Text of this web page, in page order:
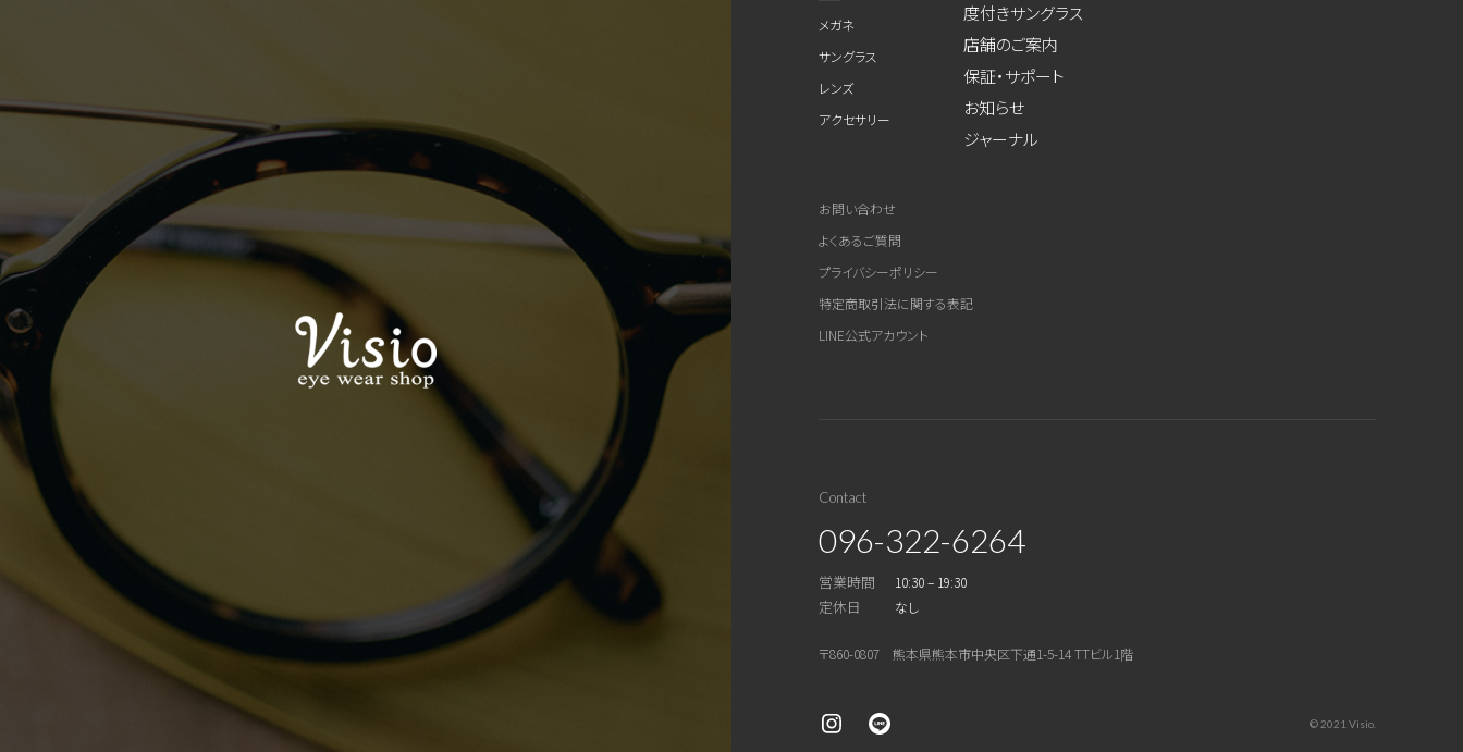
メガネ
サングラス
レンズ
アクセサリー
度付きサングラス
店舗のご案内
保証・サポート
お知らせ
ジャーナル
お問い合わせ
よくあるご質問
プライバシーポリシー
特定商取引法に関する表記
LINE公式アカウント
Contact
096-322-6264
営業時間 10:30 – 19:30
定休日 なし
〒860-0807 熊本県熊本市中央区下通1-5-14 TTビル1階
© 2021 Visio.